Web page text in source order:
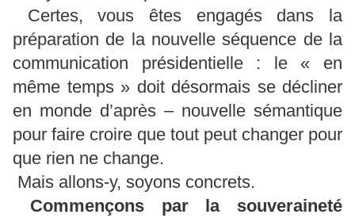
Certes, vous êtes engagés dans la
préparation de la nouvelle séquence de la
communication présidentielle : le « en
même temps » doit désormais se décliner
en monde d’après – nouvelle sémantique
pour faire croire que tout peut changer pour
que rien ne change.
Mais allons-y, soyons concrets.
Commençons par la souveraineté